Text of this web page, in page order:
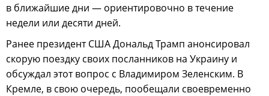
в ближайшие дни — ориентировочно в течение
недели или десяти дней.
Ранее президент США Дональд Трамп анонсировал
скорую поездку своих посланников на Украину и
обсуждал этот вопрос с Владимиром Зеленским. В
Кремле, в свою очередь, пообещали своевременно